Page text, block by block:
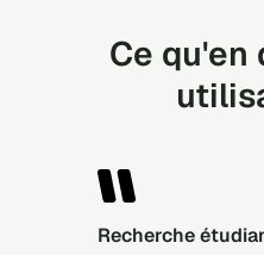
Ce qu'en
Recherche